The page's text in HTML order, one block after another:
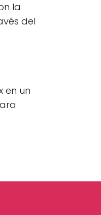
la
del
en un